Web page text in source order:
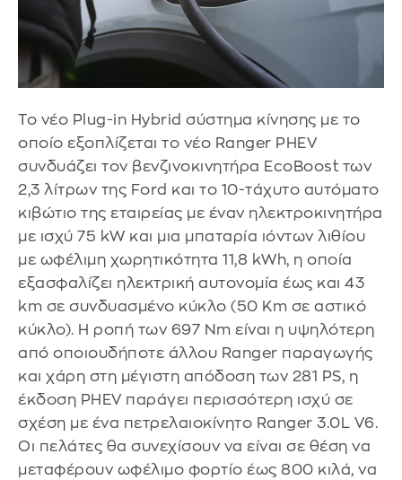
Το νέο Plug-in Hybrid σύστημα κίνησης με το
οποίο εξοπλίζεται το νέο Ranger PHEV
συνδυάζει τον βενζινοκινητήρα EcoBoost των
2,3 λίτρων της Ford και το 10-τάχυτο αυτόματο
κιβώτιο της εταιρείας με έναν ηλεκτροκινητήρα
με ισχύ 75 kW και μια μπαταρία ιόντων λιθίου
με ωφέλιμη χωρητικότητα 11,8 kWh, η οποία
εξασφαλίζει ηλεκτρική αυτονομία έως και 43
km σε συνδυασμένο κύκλο (50 Km σε αστικό
κύκλο). Η ροπή των 697 Nm είναι η υψηλότερη
από οποιουδήποτε άλλου Ranger παραγωγής
και χάρη στη μέγιστη απόδοση των 281 PS, η
έκδοση PHEV παράγει περισσότερη ισχύ σε
σχέση με ένα πετρελαιοκίνητο Ranger 3.0L V6.
Οι πελάτες θα συνεχίσουν να είναι σε θέση να
μεταφέρουν ωφέλιμο φορτίο έως 800 κιλά, να